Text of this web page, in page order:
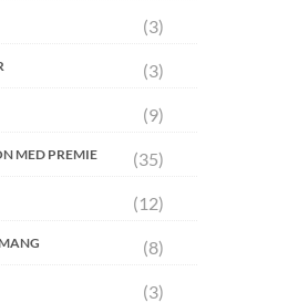
(3)
(3)
(9)
MED PREMIE (35)
(12)
(8)
(3)